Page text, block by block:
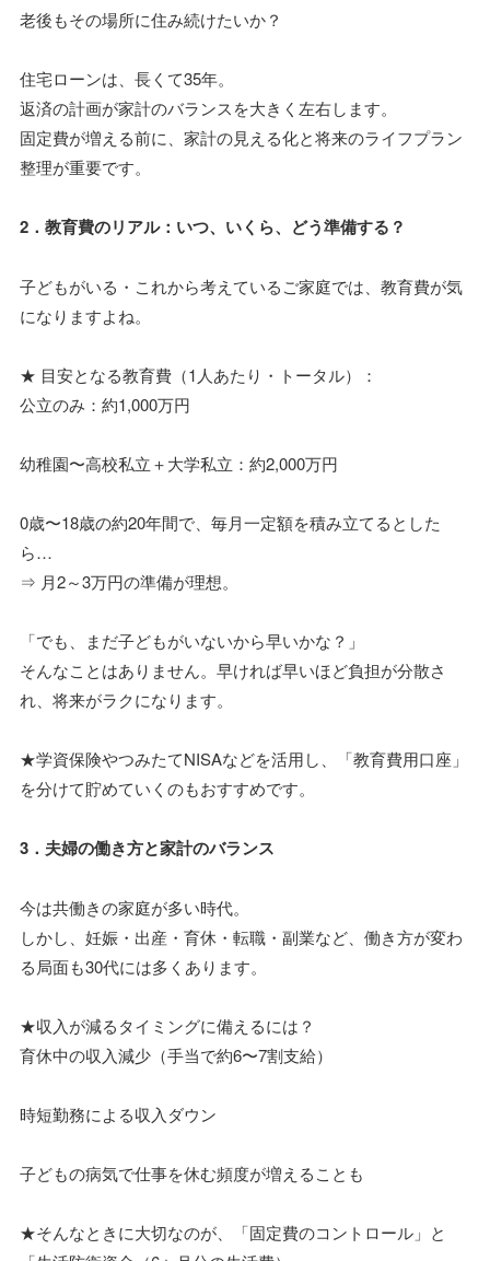
老後もその場所に住み続けたいか？
住宅ローンは、長くて35年。
返済の計画が家計のバランスを大きく左右します。
固定費が増える前に、家計の見える化と将来のライフプラン
整理が重要です。
2．教育費のリアル：いつ、いくら、どう準備する？
子どもがいる・これから考えているご家庭では、教育費が気
になりますよね。
★ 目安となる教育費（1人あたり・トータル）：
公立のみ：約1,000万円
幼稚園〜高校私立＋大学私立：約2,000万円
0歳〜18歳の約20年間で、毎月一定額を積み立てるとした
ら…
⇒ 月2～3万円の準備が理想。
「でも、まだ子どもがいないから早いかな？」
そんなことはありません。早ければ早いほど負担が分散さ
れ、将来がラクになります。
★学資保険やつみたてNISAなどを活用し、「教育費用口座」
を分けて貯めていくのもおすすめです。
3．夫婦の働き方と家計のバランス
今は共働きの家庭が多い時代。
しかし、妊娠・出産・育休・転職・副業など、働き方が変わ
る局面も30代には多くあります。
★収入が減るタイミングに備えるには？
育休中の収入減少（手当で約6〜7割支給）
時短勤務による収入ダウン
子どもの病気で仕事を休む頻度が増えることも
★そんなときに大切なのが、「固定費のコントロール」と